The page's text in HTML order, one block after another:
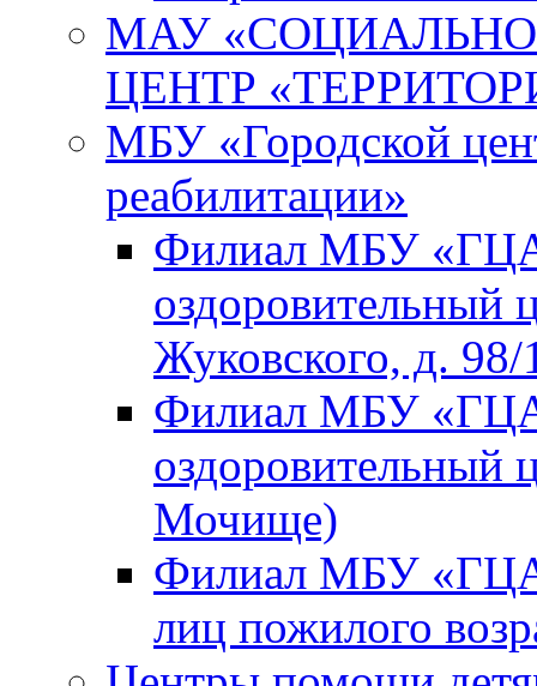
МАУ
ЦЕНТР
МБУ «Городской
реабилитации»
Филиал МБУ
оздоровительный
Жуковского, д. 98/
Филиал МБУ
оздоровительный
Мочище)
Филиал МБУ
лиц пожилого